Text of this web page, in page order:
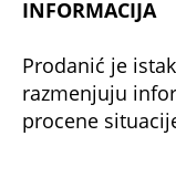
INFORMACIJA
Prodanić je
razmenjuju
procene